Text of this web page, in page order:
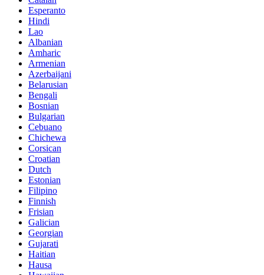
Esperanto
Hindi
Lao
Albanian
Amharic
Armenian
Azerbaijani
Belarusian
Bengali
Bosnian
Bulgarian
Cebuano
Chichewa
Corsican
Croatian
Dutch
Estonian
Filipino
Finnish
Frisian
Galician
Georgian
Gujarati
Haitian
Hausa